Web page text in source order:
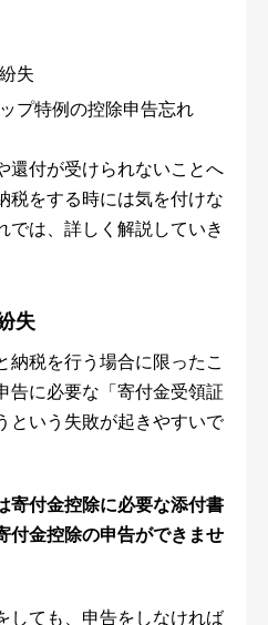
失
プ特例の控除申告忘れ
還付が受けられないことへ
税をする時には気を付けな
では、詳しく解説していき
失
納税を行う場合に限ったこ
告に必要な「寄付金受領証
という失敗が起きやすいで
寄付金控除に必要な添付書
付金控除の申告ができませ
しても、申告をしなければ